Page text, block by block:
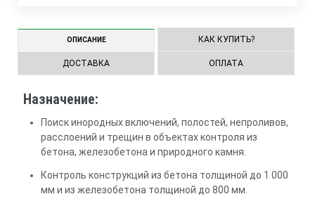
ОПИСАНИЕ КАК КУПИТЬ?
ДОСТАВКА ОПЛАТА
Назначение:
Поиск инородных включений, полостей, непроливов,
расслоений и трещин в объектах контроля из
бетона, железобетона и природного камня.
Контроль конструкций из бетона толщиной до 1 000
мм и из железобетона толщиной до 800 мм.